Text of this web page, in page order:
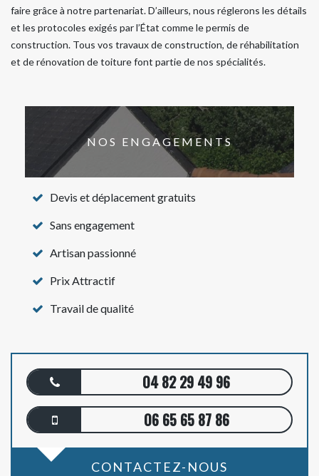
faire grâce à notre partenariat. D’ailleurs, nous réglerons les détails
et les protocoles exigés par l’État comme le permis de
construction. Tous vos travaux de construction, de réhabilitation
et de rénovation de toiture font partie de nos spécialités.
NOS ENGAGEMENTS
Devis et déplacement gratuits
Sans engagement
Artisan passionné
Prix Attractif
Travail de qualité
04 82 29 49 96
06 65 65 87 86
CONTACTEZ-NOUS